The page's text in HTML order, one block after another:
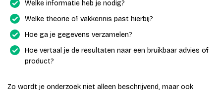
Welke informatie heb je nodig?
Welke theorie of vakkennis past hierbij?
Hoe ga je gegevens verzamelen?
Hoe vertaal je de resultaten naar een bruikbaar advies of
product?
Zo wordt je onderzoek niet alleen beschrijvend, maar ook